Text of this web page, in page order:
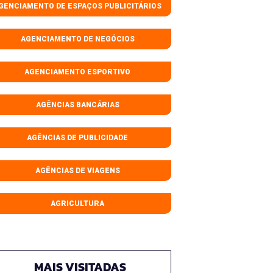
DE ESPAÇOS PUBLICITÁRIOS
AGENCIAMENTO DE NEGÓCIOS
AGENCIAMENTO ESPORTIVO
AGÊNCIAS BANCÁRIAS
AGÊNCIAS DE PUBLICIDADE
AGÊNCIAS DE VIAGENS
AGRICULTURA
MAIS VISITADAS